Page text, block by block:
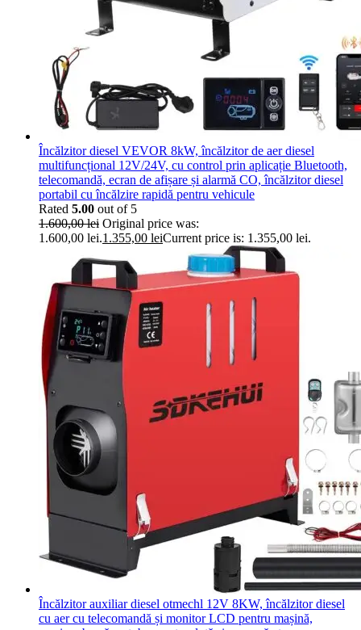
Încălzitor diesel VEVOR 8kW, încălzitor de aer diesel
multifuncțional 12V/24V, cu control prin aplicație Bluetooth,
telecomandă, ecran de afișare și alarmă CO, încălzitor diesel
portabil cu încălzire rapidă pentru vehicule
Rated 5.00 out of 5
1.600,00lei Original price was:
1.600,00 lei.1.355,00 leiCurrent price is: 1.355,00 lei.
Încălzitor auxiliar diesel otmechl 12V 8KW, încălzitor diesel
cu aer cu telecomandă și monitor LCD pentru mașină,